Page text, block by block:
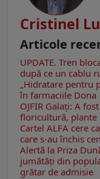
Cristinel
Articole
UPDATE. Tren
după ce un cablu
„Hidratare pentru
în farmaciile Dona
OJFIR Galați: A
floricultură, plante
Cartel ALFA cere
care s-au închis
Alertă la Priza
jumătăţi din
grătar de admisie